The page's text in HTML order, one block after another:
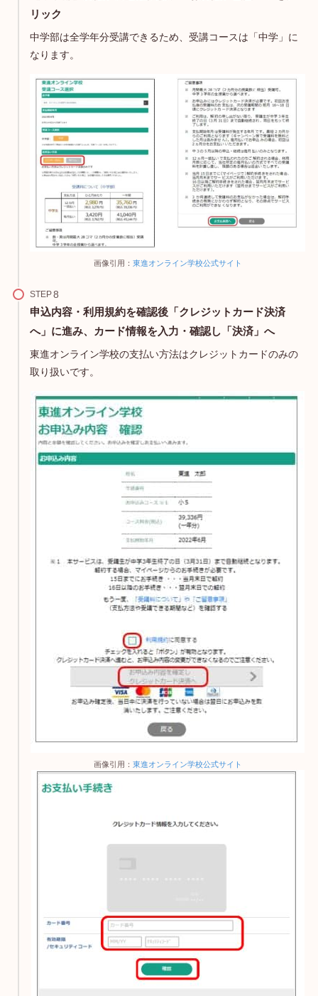
リック
中学部は全学年分受講できるため、受講コースは「中学」に
なります。
画像引用： 東進オンライン学校公式サイト
STEP
申込内容・利用規約を確認後「クレジットカード決済
へ」に進み、カード情報を入力・確認し「決済」へ
東進オンライン学校の支払い方法はクレジットカードのみの
取り扱いです。
画像引用： 東進オンライン学校公式サイト